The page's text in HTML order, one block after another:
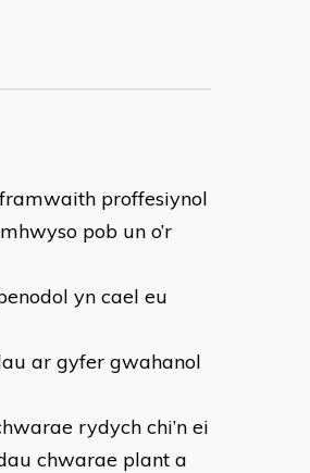
proffesiynol
pob un o’r
yn cael eu
ar gyfer gwahanol
rydych chi’n ei
chwarae plant a